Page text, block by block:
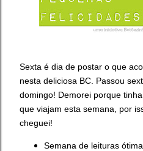
Sexta é dia de postar o que
nesta deliciosa BC. Passou
domingo! Demorei porque
que viajam esta semana, por
cheguei!
Semana de leituras